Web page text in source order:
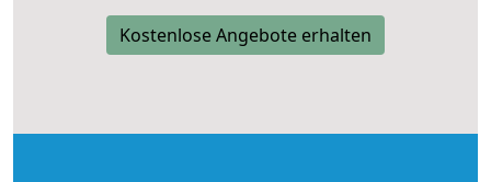
Kostenlose Angebote erhalten